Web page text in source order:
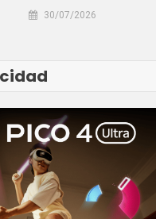
30/07/2026